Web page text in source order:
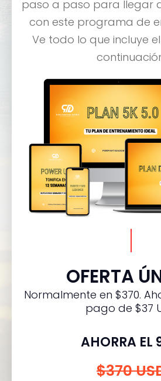
paso a paso para llegar
con este programa de
Ve todo lo que incluye
OFERTA
Normalmente en $370.
pago de $37
AHORRA EL
$370